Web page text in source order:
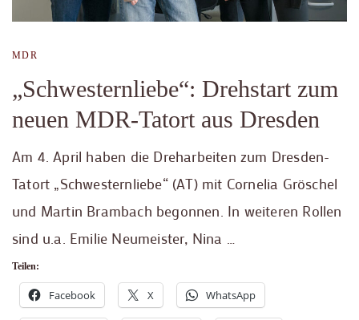
MDR
„Schwesternliebe“: Drehstart zum
neuen MDR-Tatort aus Dresden
Am 4. April haben die Dreharbeiten zum Dresden-
Tatort „Schwesternliebe“ (AT) mit Cornelia Gröschel
und Martin Brambach begonnen. In weiteren Rollen
sind u.a. Emilie Neumeister, Nina …
Teilen:
Facebook X WhatsApp